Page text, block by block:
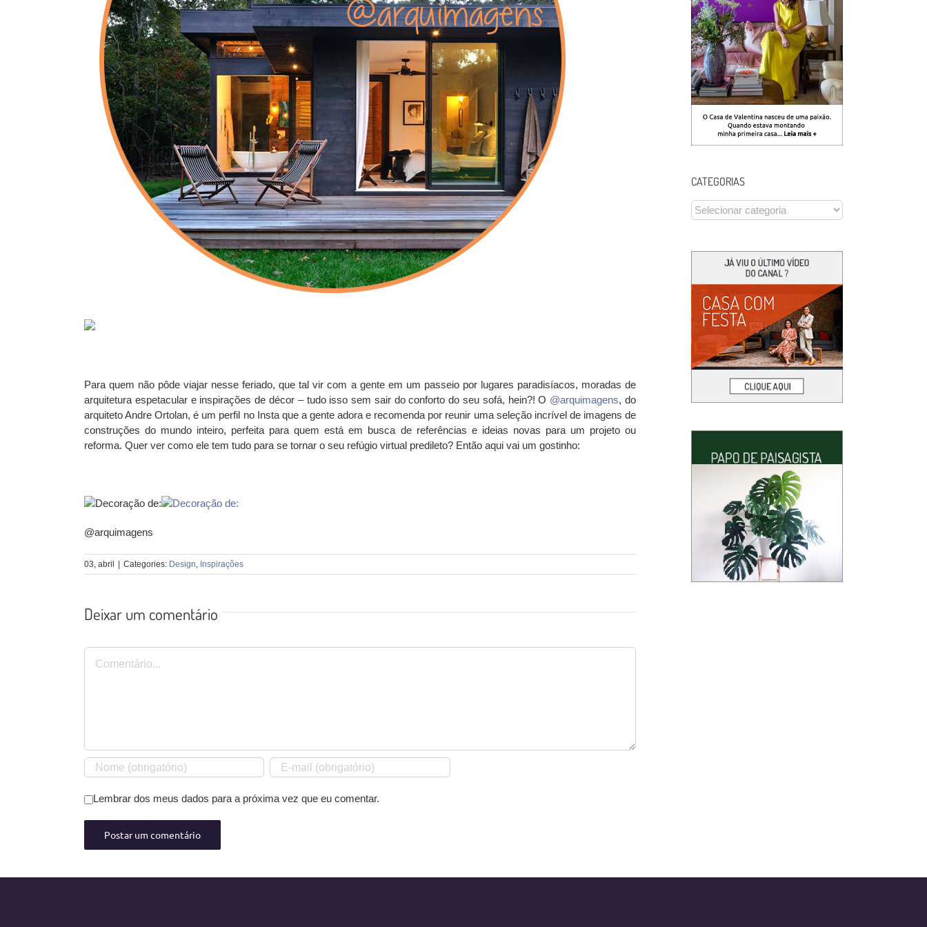
Para quem não pôde viajar nesse feriado, que tal vir com a gente em um passeio por lugares paradisíacos, moradas de
arquitetura espetacular e inspirações de décor – tudo isso sem sair do conforto do seu sofá, hein?! O @arquimagens, do
arquiteto Andre Ortolan, é um perfil no Insta que a gente adora e recomenda por reunir uma seleção incrível de imagens de
construções do mundo inteiro, perfeita para quem está em busca de referências e ideias novas para um projeto ou
reforma. Quer ver como ele tem tudo para se tornar o seu refúgio virtual predileto? Então aqui vai um gostinho:
@arquimagens
03, abril Categories: Design, Inspirações
Deixar um comentário
Comentário
Lembrar dos meus dados para a próxima vez que eu comentar.
CATEGORIAS
CATEGORIAS